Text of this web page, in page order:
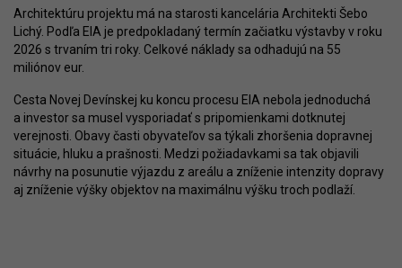
Architektúru projektu má na starosti kancelária Architekti Šebo
Lichý. Podľa EIA je predpokladaný termín začiatku výstavby v roku
2026 s trvaním tri roky. Celkové náklady sa odhadujú na 55
miliónov eur.
Cesta Novej Devínskej ku koncu procesu EIA nebola jednoduchá
a investor sa musel vysporiadať s pripomienkami dotknutej
verejnosti. Obavy časti obyvateľov sa týkali zhoršenia dopravnej
situácie, hluku a prašnosti. Medzi požiadavkami sa tak objavili
návrhy na posunutie výjazdu z areálu a zníženie intenzity dopravy
aj zníženie výšky objektov na maximálnu výšku troch podlaží.